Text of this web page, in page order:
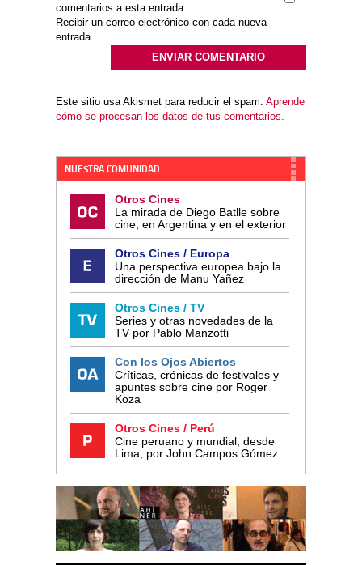
comentarios a esta entrada.
Recibir un correo electrónico con cada nueva
entrada.
Este sitio usa Akismet para reducir el spam. Aprende
cómo se procesan los datos de tus comentarios.
NUESTRA COMUNIDAD
Otros Cines
La mirada de Diego Batlle sobre
cine, en Argentina y en el exterior
Otros Cines / Europa
Una perspectiva europea bajo la
dirección de Manu Yañez
Otros Cines / TV
Series y otras novedades de la
TV por Pablo Manzotti
Con los Ojos Abiertos
Críticas, crónicas de festivales y
apuntes sobre cine por Roger
Koza
Otros Cines / Perú
Cine peruano y mundial, desde
Lima, por John Campos Gómez